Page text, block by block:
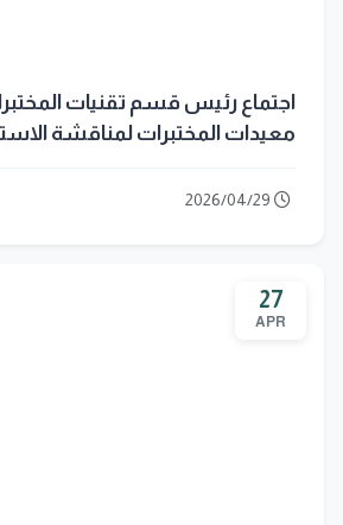
اجتماع رئيس قسم تقنيات
معيدات المختبرات لمناقشة
27
APR